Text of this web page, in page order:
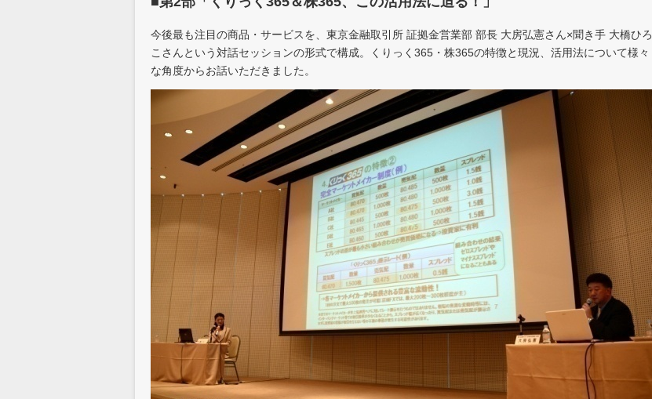
今後最も注目の商品・サービスを、東京金融取引所 証拠金営業部 部長 大房弘憲さん×聞き手 大橋ひろ
こさんという対話セッションの形式で構成。くりっく365・株365の特徴と現況、活用法について様々
な角度からお話いただきました。